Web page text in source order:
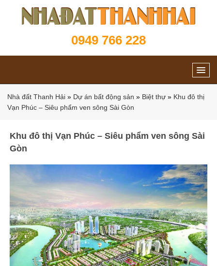
0949 766 228
Nhà đất Thanh Hải » Dự án bất động sản » Biệt thự » Khu đô thị
Vạn Phúc – Siêu phẩm ven sông Sài Gòn
Khu đô thị Vạn Phúc – Siêu phẩm ven sông Sài
Gòn